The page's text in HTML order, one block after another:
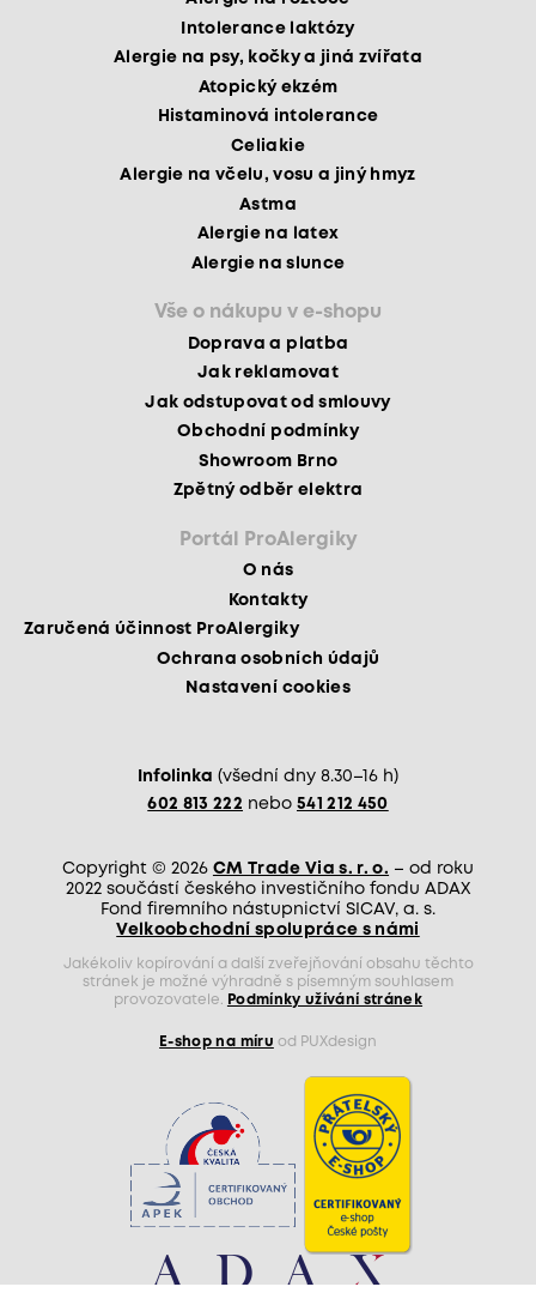
Intolerance laktózy
Alergie na psy, kočky a jiná zvířata
Atopický ekzém
Histaminová intolerance
Celiakie
Alergie na včelu, vosu a jiný hmyz
Astma
Alergie na latex
Alergie na slunce
Vše o nákupu v e-shopu
Doprava a platba
Jak reklamovat
Jak odstupovat od smlouvy
Obchodní podmínky
Showroom Brno
Zpětný odběr elektra
Portál ProAlergiky
O nás
Kontakty
Zaručená účinnost ProAlergiky
Ochrana osobních údajů
Nastavení cookies
Infolinka (všední dny 8.30–16 h)
602 813 222 nebo 541 212 450
Copyright © 2026 CM Trade Via s. r. o. – od roku
2022 součástí českého investičního fondu ADAX
Fond firemního nástupnictví SICAV, a. s.
Velkoobchodní spolupráce s námi
Jakékoliv kopírování a další zveřejňování obsahu těchto
stránek je možné výhradně s písemným souhlasem
provozovatele.
Podmínky užívání stránek
E-shop na míru od PUXdesign